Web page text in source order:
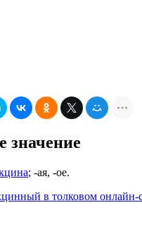
значение
; -ая, -ое.
в толковом онлайн-